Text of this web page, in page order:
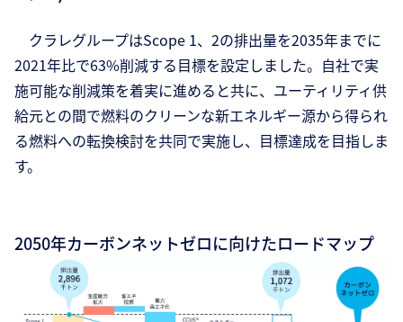
クラレグループはScope 1、2の排出量を2035年までに
2021年比で63%削減する目標を設定しました。自社で実
施可能な削減策を着実に進めると共に、ユーティリティ供
給元との間で燃料のクリーンな新エネルギー源から得られ
る燃料への転換検討を共同で実施し、目標達成を目指しま
す。
2050年カーボンネットゼロに向けたロードマップ